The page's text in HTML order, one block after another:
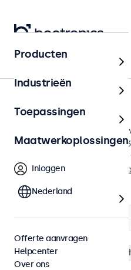
Monitoren
13 inch monitoren
13 inch monitoren
commercieel gebruik. Deze
diverse videoaansluitingen
waarmee ze naadloos te
Filter (0)
13 inch monitoren High-
Producten
Industrieën
Toepassingen
Maatwerkoplossingen
Inloggen
Nederland
Offerte aanvragen
Helpcenter
Over ons